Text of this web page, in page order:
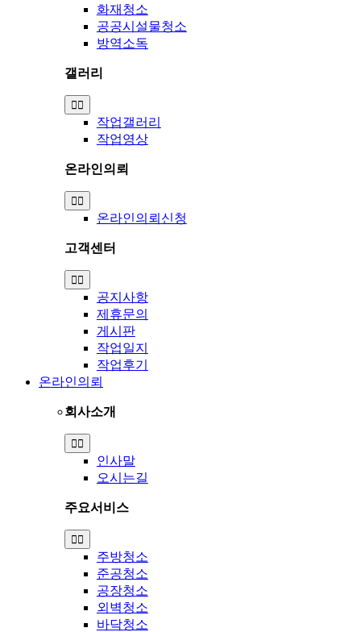
화재청소
공공시설물청소
방역소독
갤러리
Toggle
Navigation
작업갤러리
작업영상
온라인의뢰
Toggle
Navigation
온라인의뢰신청
고객센터
Toggle
Navigation
공지사항
제휴문의
게시판
작업일지
작업후기
온라인의뢰
회사소개
Toggle
Navigation
인사말
오시는길
주요서비스
Toggle
Navigation
주방청소
준공청소
공장청소
외벽청소
바닥청소